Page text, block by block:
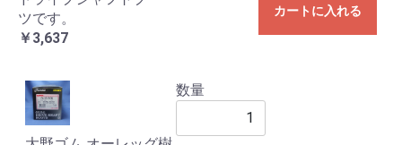
ツです。
￥3,637
カートに入れる
数量